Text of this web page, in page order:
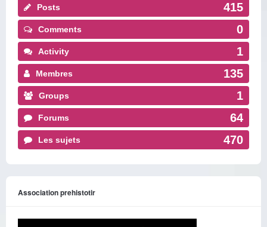
Posts 415
Comments 0
Activity 1
Membres 135
Groups 1
Forums 64
Les sujets 470
Association prehistotir